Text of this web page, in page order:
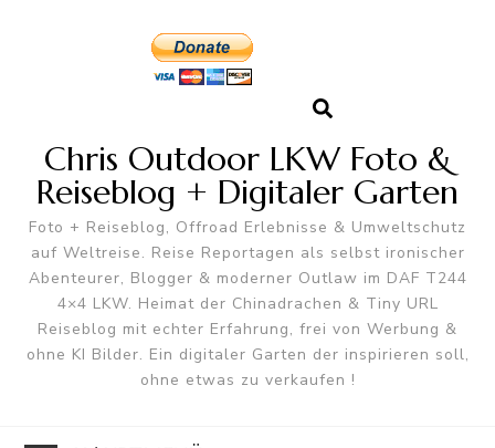
Chris Outdoor LKW Foto &
Reiseblog + Digitaler Garten
Foto + Reiseblog, Offroad Erlebnisse & Umweltschutz
auf Weltreise. Reise Reportagen als selbst ironischer
Abenteurer, Blogger & moderner Outlaw im DAF T244
4×4 LKW. Heimat der Chinadrachen & Tiny URL
Reiseblog mit echter Erfahrung, frei von Werbung &
ohne KI Bilder. Ein digitaler Garten der inspirieren soll,
ohne etwas zu verkaufen !